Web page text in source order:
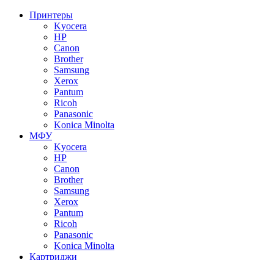
Принтеры
Kyocera
HP
Canon
Brother
Samsung
Xerox
Pantum
Ricoh
Panasonic
Konica Minolta
МФУ
Kyocera
HP
Canon
Brother
Samsung
Xerox
Pantum
Ricoh
Panasonic
Konica Minolta
Картриджи